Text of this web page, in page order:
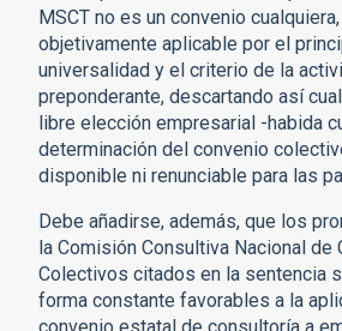
MSCT no es un convenio
objetivamente aplicable por el
universalidad y el criterio de la
preponderante, descartando así
libre elección empresarial -habida
determinación del convenio
disponible ni renunciable para las
Debe añadirse, además, que los
la Comisión Consultiva Nacional de
Colectivos citados en la sentencia
forma constante favorables a la
convenio estatal de consultoría a